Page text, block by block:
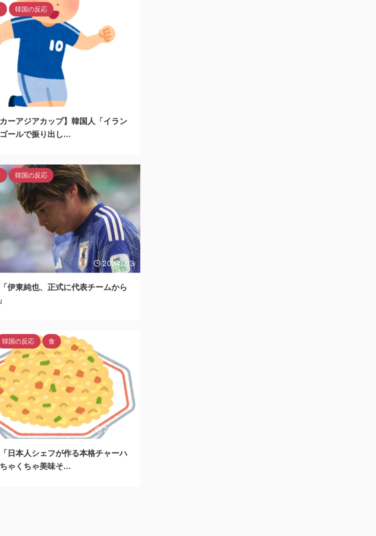
韓国の反応
カーアジアカップ】韓国人「イラン
ールで振り出し...
2024/2/3
韓国の反応
伊東純也、正式に代表チームから
2024/2/1
韓国の反応 食
日本人シェフが作る本格チャーハ
ゃくちゃ美味そ...